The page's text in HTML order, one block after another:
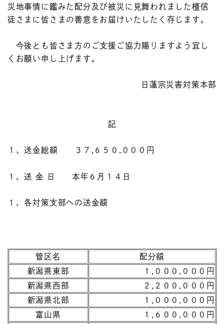
災地事情に鑑みた配分及び被災に見舞われました檀信
徒さまに皆さまの善意をお届けいたしたく存じます。
今後とも皆さま方のご支援ご協力賜りますよう宜し
くお願い申し上げます。
日蓮宗災害対策本部
記
１、送金総額 ３７,６５０,０００円
１、送 金 日 本年６月１４日
１、各対策支部への送金額
管区名
配分額
新潟県東部
１,０００,０００円
新潟県西部
２,２００,０００円
新潟県北部
１,０００,０００円
富山県
１,６００,０００円